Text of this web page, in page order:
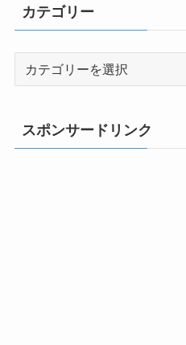
カテゴリー
スポンサードリンク